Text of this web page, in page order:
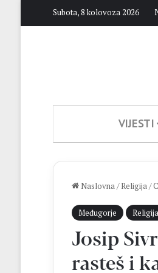
Subota, 8 kolovoza 2026
VIJESTI
Naslovna/ Religija/
Međugorje Religija
Josip
rasteš i